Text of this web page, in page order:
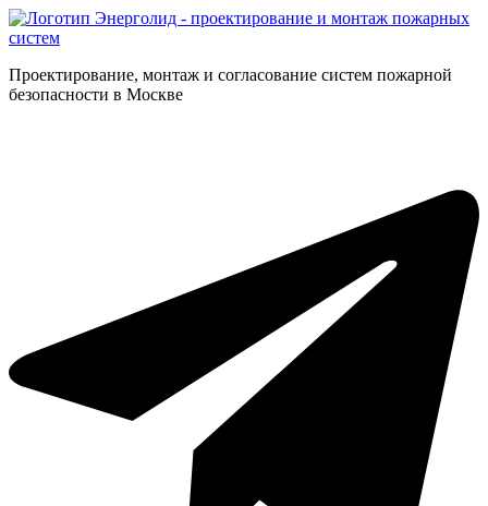
Проектирование, монтаж и согласование систем пожарной
безопасности в Москве